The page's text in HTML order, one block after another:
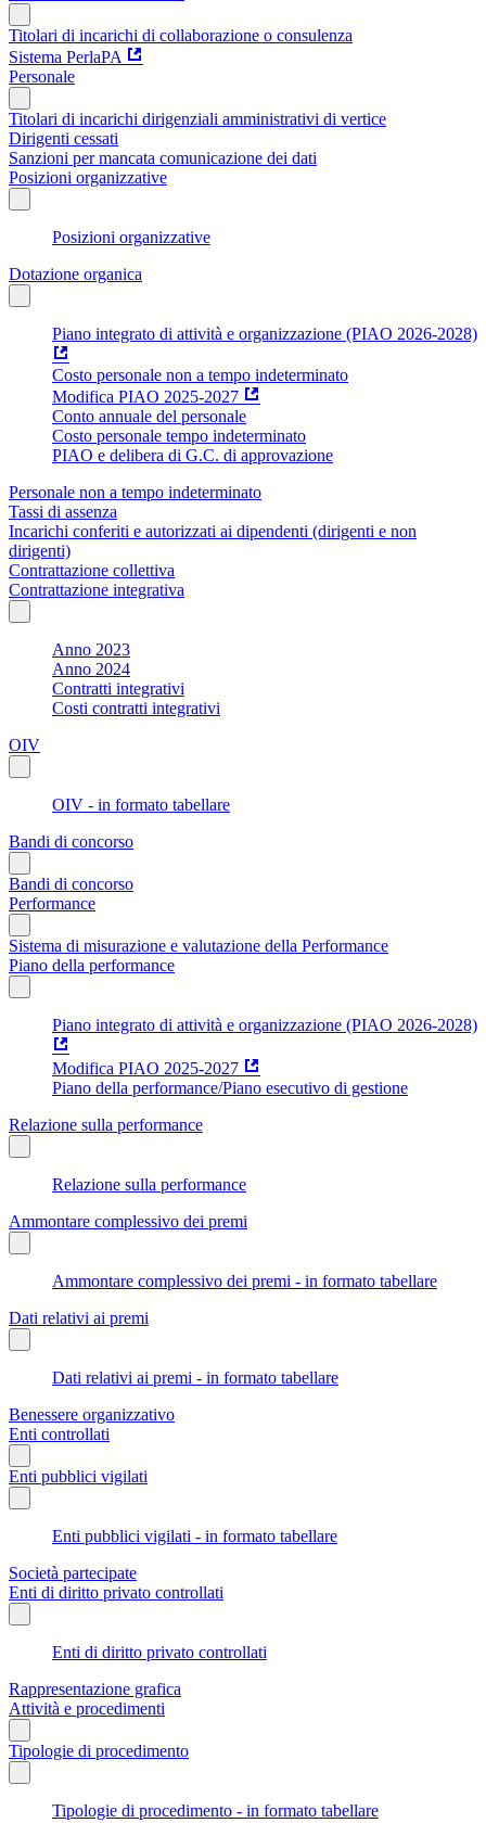
Titolari di incarichi di collaborazione o consulenza
Sistema PerlaPA
Personale
Titolari di incarichi dirigenziali amministrativi di vertice
Dirigenti cessati
Sanzioni per mancata comunicazione dei dati
Posizioni organizzative
Posizioni organizzative
Dotazione organica
Piano integrato di attività e organizzazione (PIAO 2026-2028)
Costo personale non a tempo indeterminato
Modifica PIAO 2025-2027
Conto annuale del personale
Costo personale tempo indeterminato
PIAO e delibera di G.C. di approvazione
Personale non a tempo indeterminato
Tassi di assenza
Incarichi conferiti e autorizzati ai dipendenti (dirigenti e non
dirigenti)
Contrattazione collettiva
Contrattazione integrativa
Anno 2023
Anno 2024
Contratti integrativi
Costi contratti integrativi
OIV
OIV - in formato tabellare
Bandi di concorso
Bandi di concorso
Performance
Sistema di misurazione e valutazione della Performance
Piano della performance
Piano integrato di attività e organizzazione (PIAO 2026-2028)
Modifica PIAO 2025-2027
Piano della performance/Piano esecutivo di gestione
Relazione sulla performance
Relazione sulla performance
Ammontare complessivo dei premi
Ammontare complessivo dei premi - in formato tabellare
Dati relativi ai premi
Dati relativi ai premi - in formato tabellare
Benessere organizzativo
Enti controllati
Enti pubblici vigilati
Enti pubblici vigilati - in formato tabellare
Società partecipate
Enti di diritto privato controllati
Enti di diritto privato controllati
Rappresentazione grafica
Attività e procedimenti
Tipologie di procedimento
Tipologie di procedimento - in formato tabellare